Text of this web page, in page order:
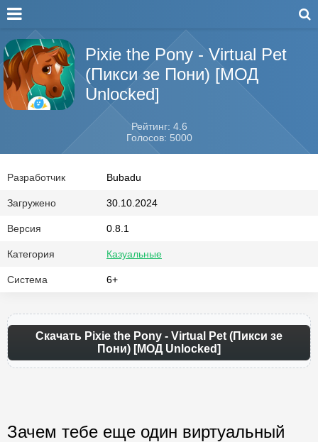
Pixie the Pony - Virtual Pet
(Пикси зе Пони) [МОД
Unlocked]
Рейтинг: 4.6
Голосов: 5000
Разработчик Bubadu
Загружено 30.10.2024
Версия 0.8.1
Категория Казуальные
Система 6+
Скачать Pixie the Pony - Virtual Pet (Пикси зе
Пони) [МОД Unlocked]
Зачем тебе еще один виртуальный